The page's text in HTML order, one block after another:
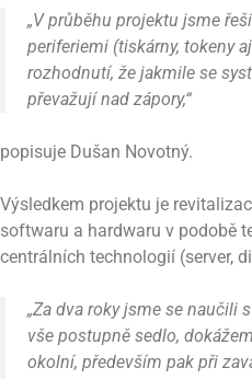
„V průběhu projektu jsme
periferiemi (tiskárny, tokeny
rozhodnutí, že jakmile se
převažují nad zápory,“
popisuje Dušan Novotný.
Výsledkem projektu je
softwaru a hardwaru v podobě
centrálních technologií (server,
„Za dva roky jsme se naučili
vše postupně sedlo,
okolní, především pak při